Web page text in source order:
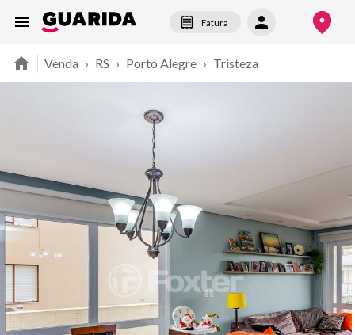
Fatura
Venda › RS › Porto Alegre › Tristeza